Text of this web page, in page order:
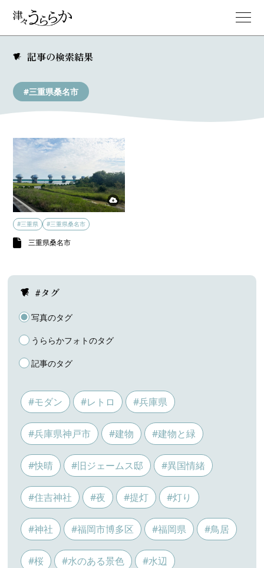
記事の検索結果
#三重県桑名市
#三重県 #三重県桑名市
三重県桑名市
#タグ
写真のタグ
うららかフォトのタグ
記事のタグ
#モダン #レトロ #兵庫県
#兵庫県神戸市 #建物 #建物と緑
#快晴 #旧ジェームス邸 #異国情緒
#住吉神社 #夜 #提灯 #灯り
#神社 #福岡市博多区 #福岡県 #鳥居
#桜 #水のある景色 #水辺